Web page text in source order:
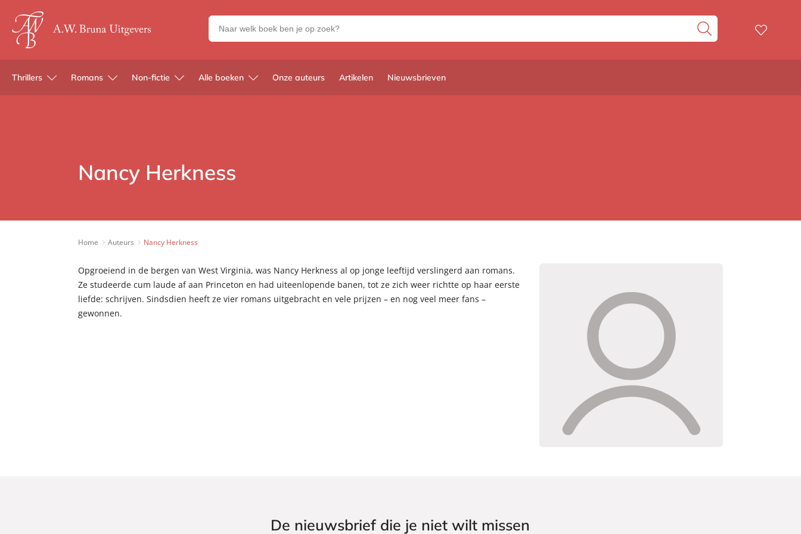
Zoeken
naar
en
uitgevers
Thrillers Romans Non-fictie Alle boeken Onze auteurs Artikelen Nieuwsbrieven
Nancy Herkness
Home Auteurs Nancy Herkness
Opgroeiend in de bergen van West Virginia, was Nancy Herkness al op jonge leeftijd verslingerd aan romans.
Ze studeerde cum laude af aan Princeton en had uiteenlopende banen, tot ze zich weer richtte op haar eerste
liefde: schrijven. Sindsdien heeft ze vier romans uitgebracht en vele prijzen – en nog veel meer fans –
gewonnen.
De nieuwsbrief die je niet wilt missen